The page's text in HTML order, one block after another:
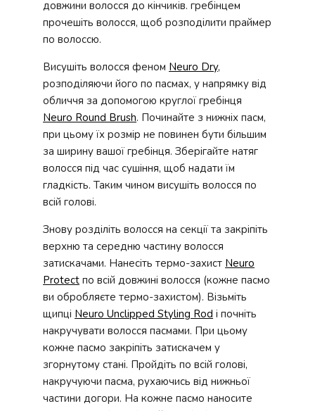
довжини волосся до кінчиків. гребінцем
прочешіть волосся, щоб розподілити праймер
по волоссю.
Висушіть волосся феном Neuro Dry,
розподіляючи його по пасмах, у напрямку від
обличчя за допомогою круглої гребінця
Neuro Round Brush. Починайте з нижніх пасм,
при цьому їх розмір не повинен бути більшим
за ширину вашої гребінця. Зберігайте натяг
волосся під час сушіння, щоб надати їм
гладкість. Таким чином висушіть волосся по
всій голові.
Знову розділіть волосся на секції та закріпіть
верхню та середню частину волосся
затискачами. Нанесіть термо-захист Neuro
Protect по всій довжині волосся (кожне пасмо
ви обробляєте термо-захистом). Візьміть
щипці Neuro Unclipped Styling Rod і почніть
накручувати волосся пасмами. При цьому
кожне пасмо закріпіть затискачем у
згорнутому стані. Пройдіть по всій голові,
накручуючи пасма, рухаючись від нижньої
частини догори. На кожне пасмо наносите